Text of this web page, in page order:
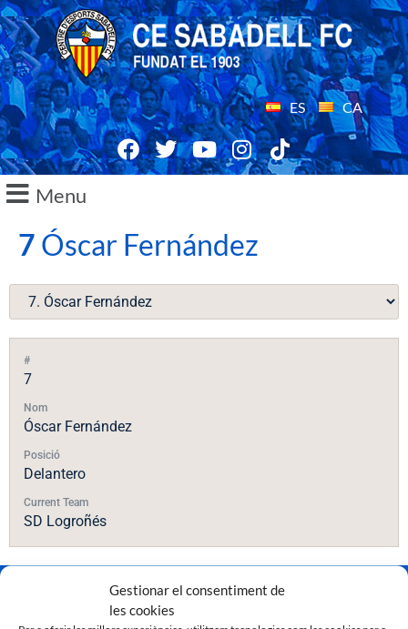
Gestionar el consentiment de
les cookies
ES CA
Menu
7 Óscar Fernández
#
7
Nom
Óscar Fernández
Posició
Delantero
Current Team
SD Logroñés